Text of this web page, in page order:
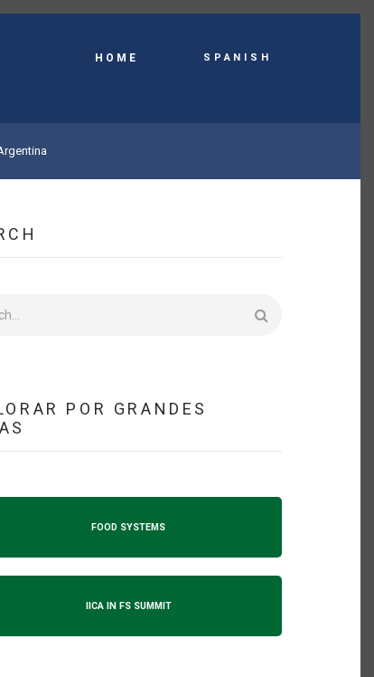
HOME Spanish
POR GRANDES
FOOD SYSTEMS
IICA IN FS SUMMIT